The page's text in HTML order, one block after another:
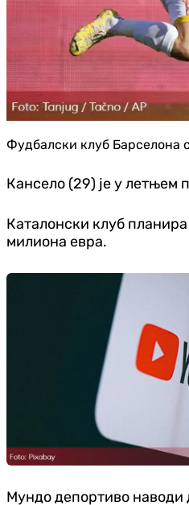
Фудбалски клуб Барселона
Кансело (29) је у летњем
Каталонски клуб
милиона евра.
Мундо депортиво наводи